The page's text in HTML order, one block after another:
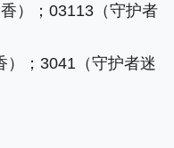
）；03113（守护者
）；3041（守护者迷